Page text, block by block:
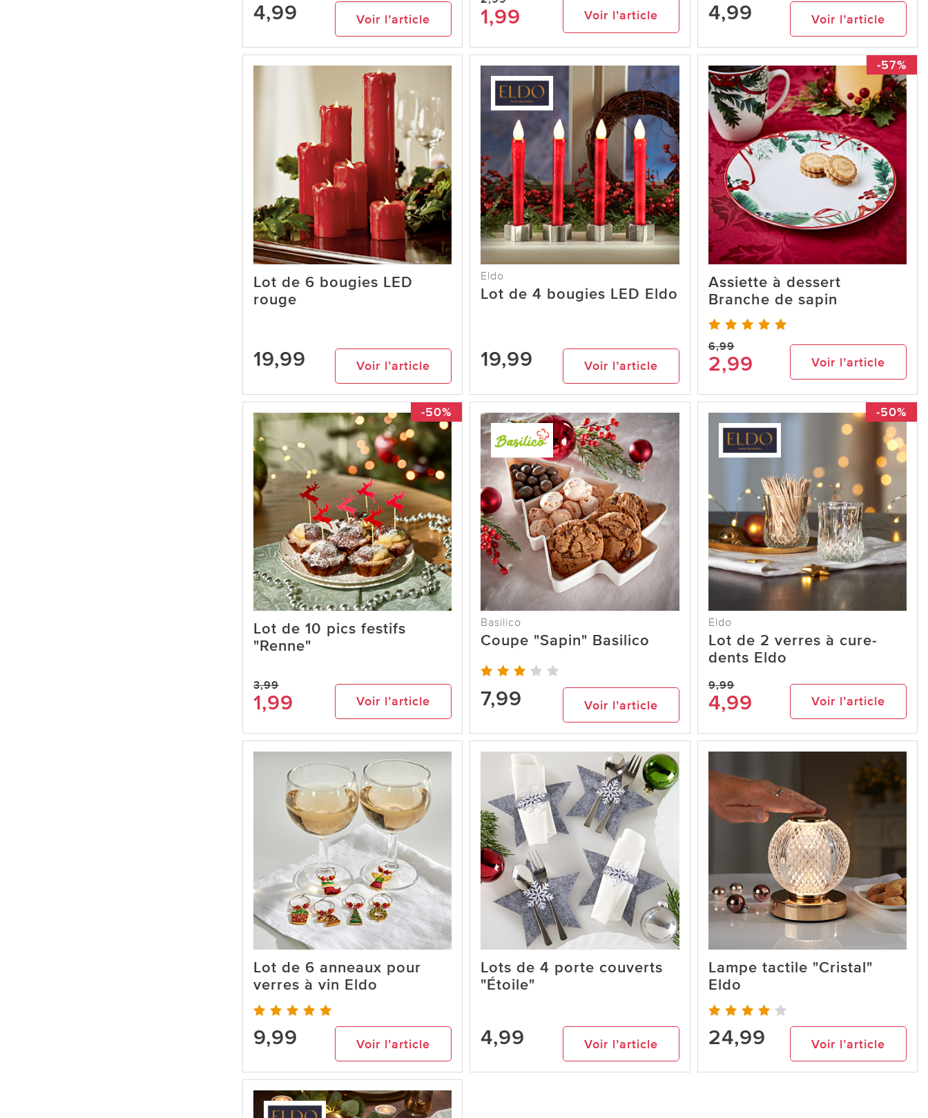
4,99 Voir l’article 1,99 Voir l’article 4,99 Voir l’article
Lot de 6 bougies LED
rouge
19,99 Voir l’article
Eldo
Lot de 4 bougies LED Eldo
19,99 Voir l’article
-57%
Assiette à dessert
Branche de sapin
6,99
2,99 Voir l’article
-50%
Lot de 10 pics festifs
"Renne"
3,99
1,99 Voir l’article
Basilico
Coupe "Sapin" Basilico
7,99 Voir l’article
-50%
Eldo
Lot de 2 verres à cure-
dents Eldo
9,99
4,99 Voir l’article
Lot de 6 anneaux pour
verres à vin Eldo
9,99 Voir l’article
Lots de 4 porte couverts
"Étoile"
4,99 Voir l’article
Lampe tactile "Cristal"
Eldo
24,99 Voir l’article